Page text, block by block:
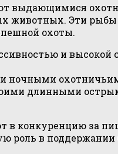
выдающимися
животных. Эти рыбы
охоты.
и
ночными
длинными
конкуренцию за
роль в поддержании